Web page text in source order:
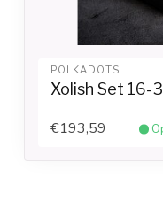
POLKADOTS
Xolish Set 16-
€193,59